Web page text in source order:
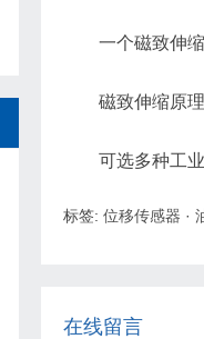
一个磁致伸
磁致伸缩原
可选多种工
标签: 位移传感器 ·
在线留言